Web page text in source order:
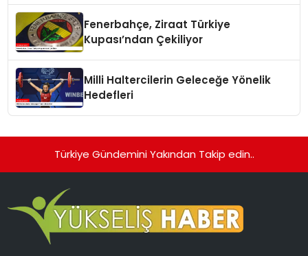
Fenerbahçe, Ziraat Türkiye
Kupası’ndan Çekiliyor
Milli Haltercilerin Geleceğe Yönelik
Hedefleri
Türkiye Gündemini Yakından Takip edin..